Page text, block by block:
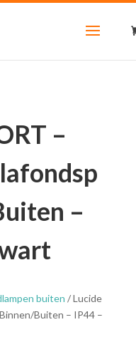
–
–
buiten / Lucide
Buiten – IP44 –